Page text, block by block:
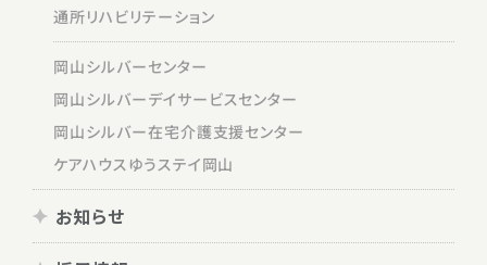
通所リハビリテーション
岡山シルバーセンター
岡山シルバーデイサービスセンター
岡山シルバー在宅介護支援センター
ケアハウスゆうステイ岡山
お知らせ